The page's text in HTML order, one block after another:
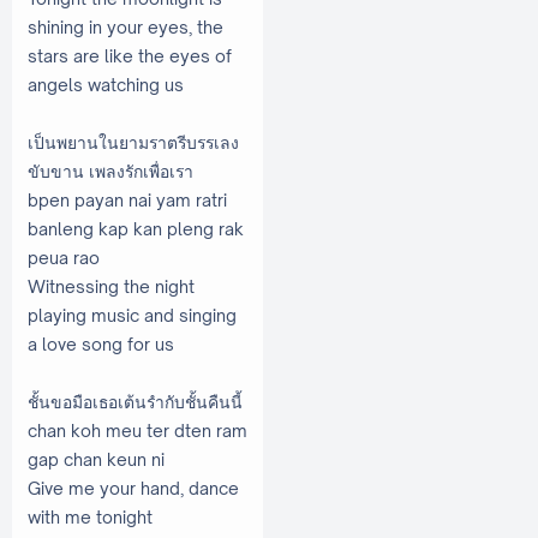
shining in your eyes, the
stars are like the eyes of
angels watching us
เป็นพยานในยามราตรีบรรเลง
ขับขาน เพลงรักเพื่อเรา
bpen payan nai yam ratri
banleng kap kan pleng rak
peua rao
Witnessing the night
playing music and singing
a love song for us
ชั้นขอมือเธอเต้นรำกับชั้นคืนนี้
chan koh meu ter dten ram
gap chan keun ni
Give me your hand, dance
with me tonight